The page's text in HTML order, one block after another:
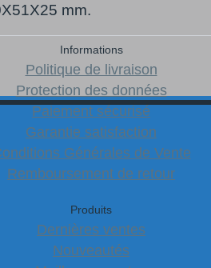
mm.
Informations
Politique de livraison
Protection des données
Paiement sécurisé
Garantie satisfaction
Générales de Vente
Remboursement de retour
Produits
Dernières ventes
Nouveautés